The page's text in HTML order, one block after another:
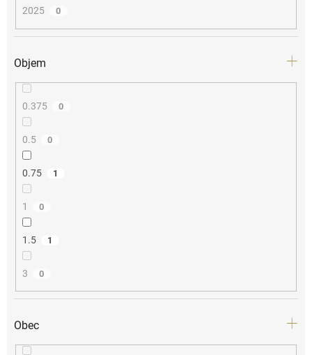
2025 0
Objem
0.375 0
0.5 0
0.75 1
1 0
1.5 1
3 0
Obec